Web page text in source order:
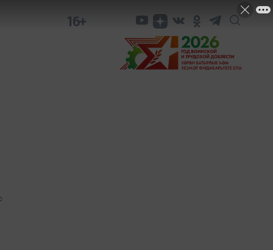
16+